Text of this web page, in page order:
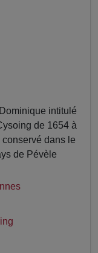
intitulé
de 1654 à
dans le
de Pévèle